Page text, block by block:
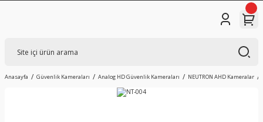
Anasayfa Güvenlik Kameraları Analog HD Güvenlik Kameraları NEUTRON AHD Kameralar